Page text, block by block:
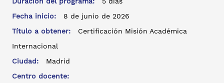
Fecha inicio:
8 de junio de 2026
Título a obtener:
Certificación Misión Académica
Internacional
Ciudad:
Madrid
Centro docente: